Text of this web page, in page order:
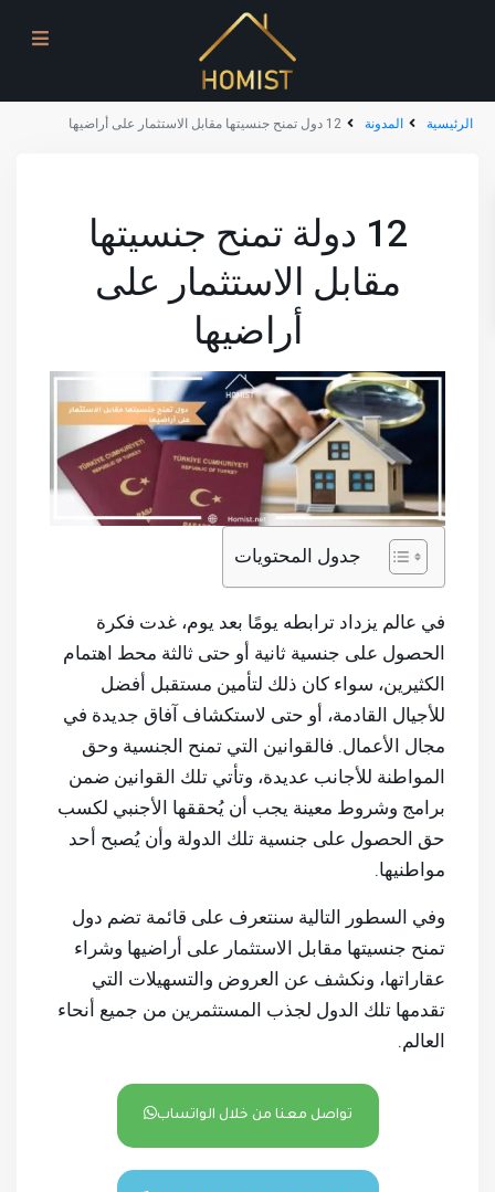
الرئيسية المدونة 12 دول تمنح جنسيتها مقابل الاستثمار على أراضيها
12 دولة تمنح جنسيتها
مقابل الاستثمار على
أراضيها
جدول المحتويات
في عالم يزداد ترابطه يومًا بعد يوم، غدت فكرة
الحصول على جنسية ثانية أو حتى ثالثة محط اهتمام
الكثيرين، سواء كان ذلك لتأمين مستقبل أفضل
للأجيال القادمة، أو حتى لاستكشاف آفاق جديدة في
مجال الأعمال. فالقوانين التي تمنح الجنسية وحق
المواطنة للأجانب عديدة، وتأتي تلك القوانين ضمن
برامج وشروط معينة يجب أن يُحققها الأجنبي لكسب
حق الحصول على جنسية تلك الدولة وأن يُصبح أحد
مواطنيها.
وفي السطور التالية سنتعرف على قائمة تضم دول
تمنح جنسيتها مقابل الاستثمار على أراضيها وشراء
عقاراتها، ونكشف عن العروض والتسهيلات التي
تقدمها تلك الدول لجذب المستثمرين من جميع أنحاء
العالم.
تواصل معنا من خلال الواتساب